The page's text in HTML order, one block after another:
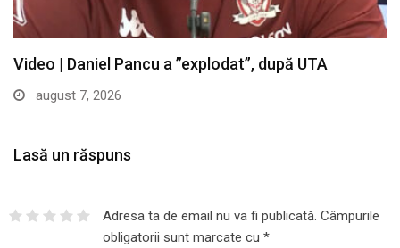
Video | Daniel Pancu a ”explodat”, după UTA
august 7, 2026
Lasă un răspuns
Adresa ta de email nu va fi publicată. Câmpurile
obligatorii sunt marcate cu *